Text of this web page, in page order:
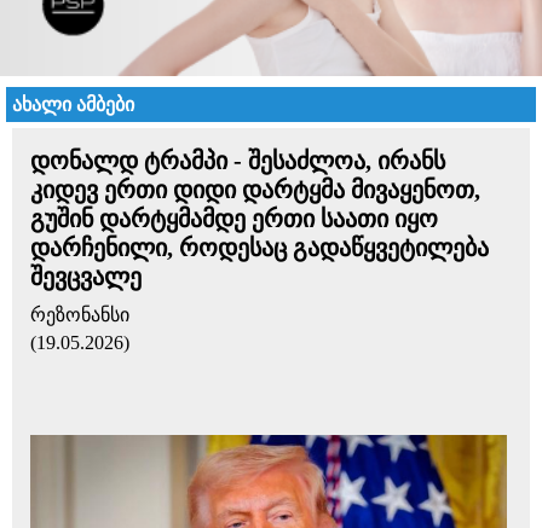
ახალი ამბები
დონალდ ტრამპი - შესაძლოა, ირანს
კიდევ ერთი დიდი დარტყმა მივაყენოთ,
გუშინ დარტყმამდე ერთი საათი იყო
დარჩენილი, როდესაც გადაწყვეტილება
შევცვალე
რეზონანსი
(19.05.2026)